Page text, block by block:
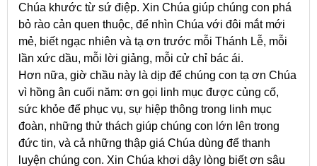
Chúa khước từ sứ điệp. Xin Chúa giúp chúng con phá
bỏ rào cản quen thuộc, để nhìn Chúa với đôi mắt mới
mẻ, biết ngạc nhiên và tạ ơn trước mỗi Thánh Lễ, mỗi
lần xức dầu, mỗi lời giảng, mỗi cử chỉ bác ái.
Hơn nữa, giờ chầu này là dịp để chúng con tạ ơn Chúa
vì hồng ân cuối năm: ơn gọi linh mục được củng cố,
sức khỏe để phục vụ, sự hiệp thông trong linh mục
đoàn, những thử thách giúp chúng con lớn lên trong
đức tin, và cả những thập giá Chúa dùng để thanh
luyện chúng con. Xin Chúa khơi dậy lòng biết ơn sâu